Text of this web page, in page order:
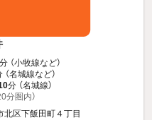
分 （小牧線など）
（名城線など）
分 （名城線）
分圏内）
北区下飯田町４丁目